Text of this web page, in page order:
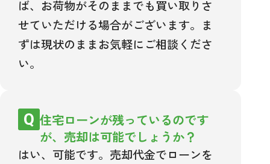
ば、お荷物がそのままでも買い取りさ
せていただける場合がございます。ま
ずは現状のままお気軽にご相談くださ
い。
住宅ローンが残っているのです
が、売却は可能でしょうか？
はい、可能です。売却代金でローンを